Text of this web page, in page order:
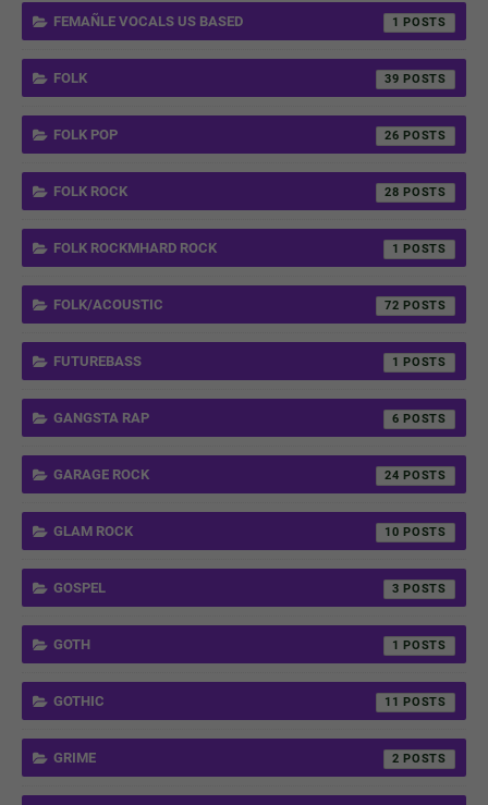
FEMAÑLE VOCALS US BASED 1
FOLK 39
FOLK POP 26
FOLK ROCK 28
FOLK ROCKMHARD ROCK 1
FOLK/ACOUSTIC 72
FUTUREBASS 1
GANGSTA RAP 6
GARAGE ROCK 24
GLAM ROCK 10
GOSPEL 3
GOTH 1
GOTHIC 11
GRIME 2